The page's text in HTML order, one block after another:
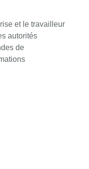
et le travailleur
autorités
de